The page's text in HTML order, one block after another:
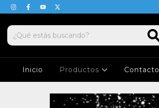
Inicio Productos Contacto